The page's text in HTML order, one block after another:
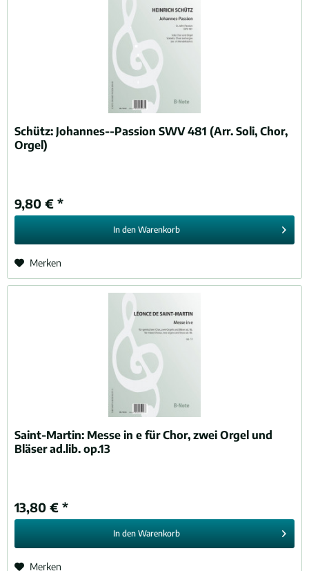
Schütz: Johannes--Passion SWV 481 (Arr. Soli, Chor,
Orgel)
9,80 € *
In den Warenkorb
Merken
Saint-Martin: Messe in e für Chor, zwei Orgel und
Bläser ad.lib. op.13
13,80 € *
In den Warenkorb
Merken